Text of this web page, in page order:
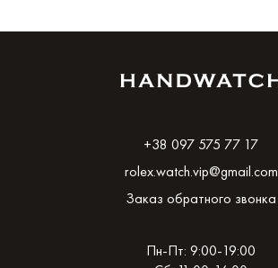
+38 097 575 77 17
rolex.watch.vip@gmail.com
Заказ обратного звонка
Пн-Пт: 9:00-19:00